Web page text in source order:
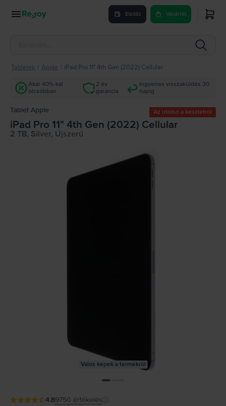
Eladás Vásárlás
Tabletek Apple iPad Pro 11" 4th Gen (2022) Cellular
Akár 40%-kal
olcsóbban
2 év
garancia
Ingyenes visszaküldés 30
napig
Tablet Apple Az utolsó a készletről
iPad Pro 11" 4th Gen (2022) Cellular
2 TB, Silver, Újszerű
Valós képek a termékről
4.89750 értékelés